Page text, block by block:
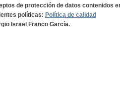
de protección de datos contenidos
políticas: Política de calidad
Israel Franco García.